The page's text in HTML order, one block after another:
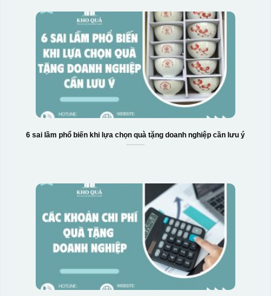
6 sai lầm phổ biến khi lựa chọn quà tặng doanh nghiệp cần lưu ý